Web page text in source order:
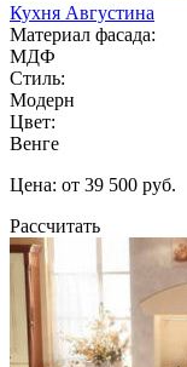
Кухня Августина
Материал фасада:
МДФ
Стиль:
Модерн
Цвет:
Венге
Цена: от 39 500 руб.
Рассчитать